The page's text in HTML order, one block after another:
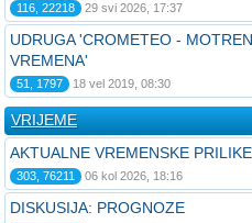
116, 22218 29 svi 2026, 17:37
UDRUGA 'CROMETEO -
VREMENA'
51, 1797 18 vel 2019, 08:30
VRIJEME
AKTUALNE VREMENSKE PRILIKE
303, 76211 06 kol 2026, 18:16
DISKUSIJA: PROGNOZE